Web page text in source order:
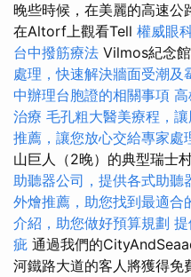
晚些時候，在美麗的高速
在Altorf上觀看Tell 權威眼
台中撥筋療法 Vilmos紀念館
處理，快速解決牆面受潮及
中辦理台胞證的相關事項
治療 毛孔粗大醫美療程，
推薦，讓您放心交給專家處
山巨人（2晚）的典型瑞士
助聽器公司，提供各式助聽
外燴推薦，助您找到最適合
介紹，助您做好預算規劃
疵 通過我們的
河鐵路大道的客人將獲得免